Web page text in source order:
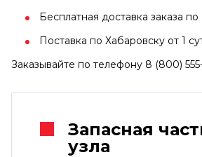
Бесплатная доставка заказа
Поставка по Хабаровску от 1
Заказывайте по телефону 8 (800)
Запасная
узла